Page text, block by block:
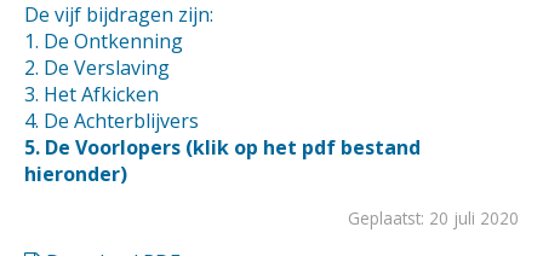
De vijf bijdragen zijn:
1. De Ontkenning
2. De Verslaving
3. Het Afkicken
4. De Achterblijvers
5. De Voorlopers (klik op het pdf bestand
hieronder)
Geplaatst: 20 juli 2020